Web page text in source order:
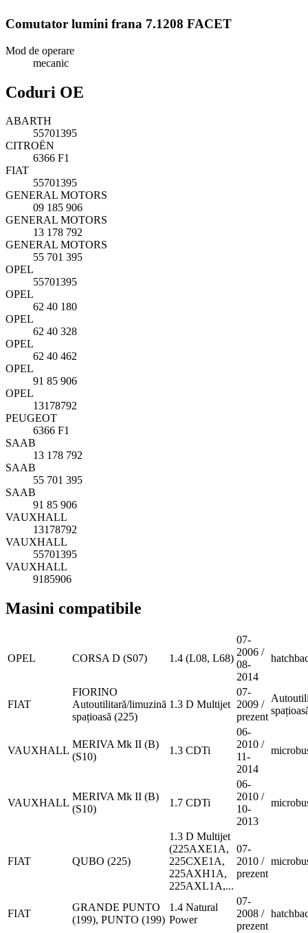
Comutator lumini frana 7.1208 FACET
Mod de operare
mecanic
Coduri OE
ABARTH
55701395
CITROËN
6366 F1
FIAT
55701395
GENERAL MOTORS
09 185 906
GENERAL MOTORS
13 178 792
GENERAL MOTORS
55 701 395
OPEL
55701395
OPEL
62 40 180
OPEL
62 40 328
OPEL
62 40 462
OPEL
91 85 906
OPEL
13178792
PEUGEOT
6366 F1
SAAB
13 178 792
SAAB
55 701 395
SAAB
91 85 906
VAUXHALL
13178792
VAUXHALL
55701395
VAUXHALL
9185906
Masini compatibile
OPEL CORSA D (S07) 1.4 (L08, L68)
07-
2006 /
08-
2014
FIAT
FIORINO
Autoutilitară/limuzină
spațioasă (225)
1.3 D Multijet
07-
2009 /
prezent
VAUXHALL
MERIVA Mk II (B)
(S10)
1.3 CDTi
06-
2010 /
11-
2014
VAUXHALL
MERIVA Mk II (B)
(S10)
1.7 CDTi
06-
2010 /
10-
2013
FIAT QUBO (225)
1.3 D Multijet
(225AXE1A,
225CXE1A,
225AXH1A,
225AXL1A,...
07-
2010 /
prezent
FIAT
GRANDE PUNTO
(199), PUNTO (199)
1.4 Natural
Power
07-
2008 /
prezent